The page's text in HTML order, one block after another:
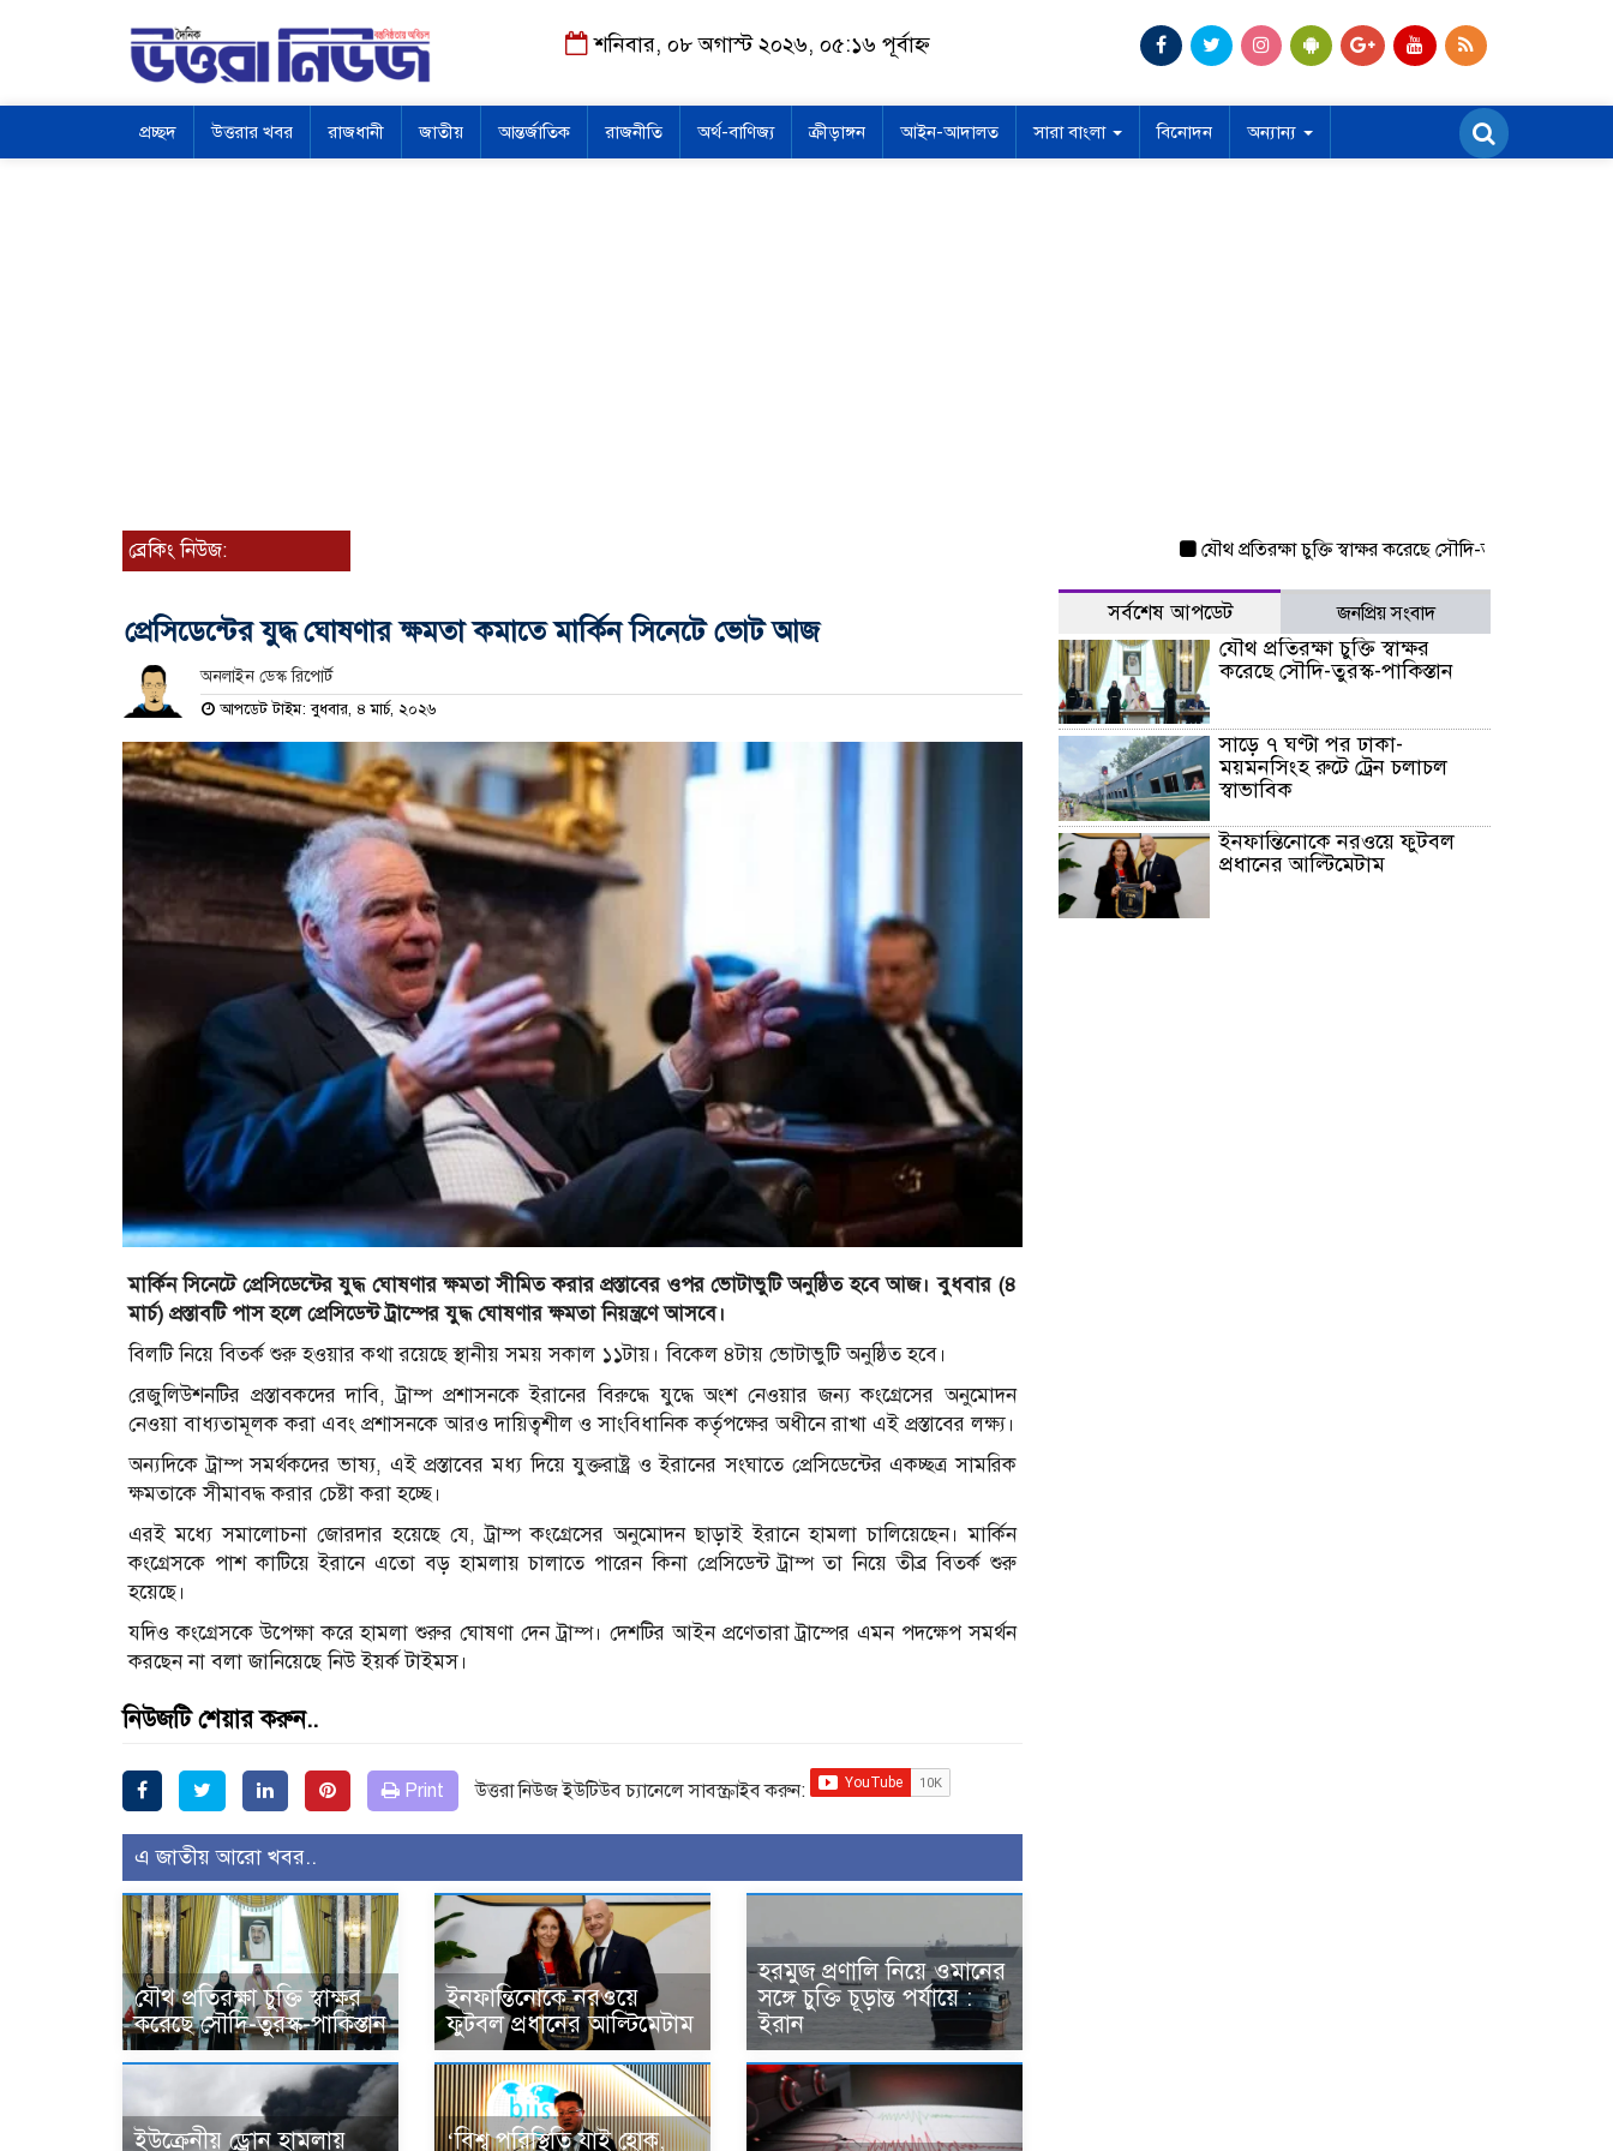
শনিবার, ০৮ অগাস্ট ২০২৬, ০৫:১৬ পূর্বাহ্ন
প্রচ্ছদ উত্তরার খবর রাজধানী জাতীয় আন্তর্জাতিক রাজনীতি অর্থ-বাণিজ্য ক্রীড়াঙ্গন আইন-আদালত সারা বাংলা বিনোদন অন্যান্য
ব্রেকিং নিউজ: যৌথ প্রতিরক্ষা চুক্তি স্বাক্ষর করেছে সৌদি-তুরস্ক-পাকিস্তান
প্রেসিডেন্টের যুদ্ধ ঘোষণার ক্ষমতা কমাতে মার্কিন সিনেটে ভোট আজ
অনলাইন ডেস্ক রিপোর্ট
আপডেট টাইম: বুধবার, ৪ মার্চ, ২০২৬
মার্কিন সিনেটে প্রেসিডেন্টের যুদ্ধ ঘোষণার ক্ষমতা সীমিত করার প্রস্তাবের ওপর ভোটাভুটি অনুষ্ঠিত হবে আজ। বুধবার (৪
মার্চ) প্রস্তাবটি পাস হলে প্রেসিডেন্ট ট্রাম্পের যুদ্ধ ঘোষণার ক্ষমতা নিয়ন্ত্রণে আসবে।
বিলটি নিয়ে বিতর্ক শুরু হওয়ার কথা রয়েছে স্থানীয় সময় সকাল ১১টায়। বিকেল ৪টায় ভোটাভুটি অনুষ্ঠিত হবে।
রেজুলিউশনটির প্রস্তাবকদের দাবি, ট্রাম্প প্রশাসনকে ইরানের বিরুদ্ধে যুদ্ধে অংশ নেওয়ার জন্য কংগ্রেসের অনুমোদন
নেওয়া বাধ্যতামূলক করা এবং প্রশাসনকে আরও দায়িত্বশীল ও সাংবিধানিক কর্তৃপক্ষের অধীনে রাখা এই প্রস্তাবের লক্ষ্য।
অন্যদিকে ট্রাম্প সমর্থকদের ভাষ্য, এই প্রস্তাবের মধ্য দিয়ে যুক্তরাষ্ট্র ও ইরানের সংঘাতে প্রেসিডেন্টের একচ্ছত্র সামরিক
ক্ষমতাকে সীমাবদ্ধ করার চেষ্টা করা হচ্ছে।
এরই মধ্যে সমালোচনা জোরদার হয়েছে যে, ট্রাম্প কংগ্রেসের অনুমোদন ছাড়াই ইরানে হামলা চালিয়েছেন। মার্কিন
কংগ্রেসকে পাশ কাটিয়ে ইরানে এতো বড় হামলায় চালাতে পারেন কিনা প্রেসিডেন্ট ট্রাম্প তা নিয়ে তীব্র বিতর্ক শুরু
হয়েছে।
যদিও কংগ্রেসকে উপেক্ষা করে হামলা শুরুর ঘোষণা দেন ট্রাম্প। দেশটির আইন প্রণেতারা ট্রাম্পের এমন পদক্ষেপ সমর্থন
করছেন না বলা জানিয়েছে নিউ ইয়র্ক টাইমস।
নিউজটি শেয়ার করুন..
Print উত্তরা নিউজ ইউটিউব চ্যানেলে সাবস্ক্রাইব করুন:
এ জাতীয় আরো খবর..
যৌথ প্রতিরক্ষা চুক্তি স্বাক্ষর
করেছে সৌদি-তুরস্ক-পাকিস্তান
ইনফান্তিনোকে নরওয়ে
ফুটবল প্রধানের আল্টিমেটাম
হরমুজ প্রণালি নিয়ে ওমানের
সঙ্গে চুক্তি চূড়ান্ত পর্যায়ে :
ইরান
ইউক্রেনীয় ড্রোন হামলায় ‘বিশ্ব পরিস্থিতি যাই হোক,
সর্বশেষ আপডেট জনপ্রিয় সংবাদ
যৌথ প্রতিরক্ষা চুক্তি স্বাক্ষর
করেছে সৌদি-তুরস্ক-পাকিস্তান
সাড়ে ৭ ঘণ্টা পর ঢাকা-
ময়মনসিংহ রুটে ট্রেন চলাচল
স্বাভাবিক
ইনফান্তিনোকে নরওয়ে ফুটবল
প্রধানের আল্টিমেটাম